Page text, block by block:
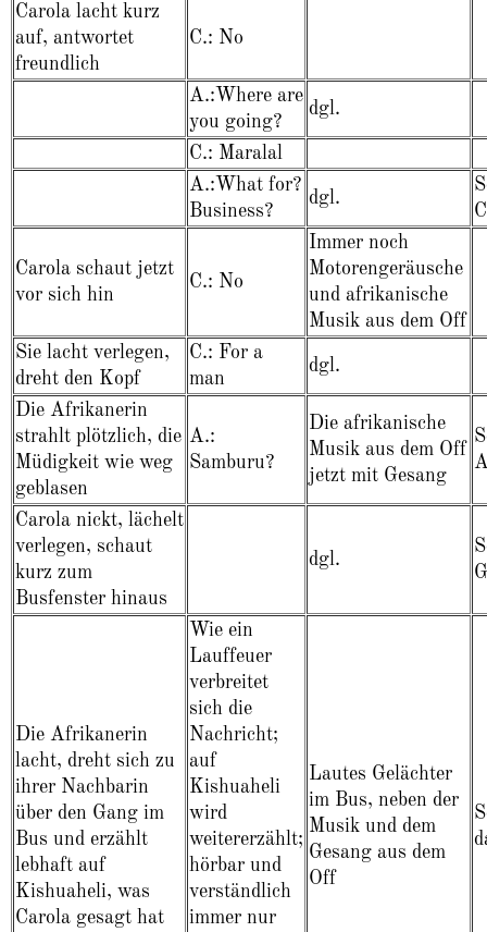
Carola lacht kurz
auf, antwortet
freundlich
C.: No
A.:Where are
you going?
dgl.
C.: Maralal
A.:What for?
Business?
dgl.
Carola schaut jetzt
vor sich hin
C.: No
Immer noch
Motorengeräusche
und afrikanische
Musik aus dem Off
Sie lacht verlegen,
dreht den Kopf
C.: For a
man
dgl.
Die Afrikanerin
strahlt plötzlich, die
Müdigkeit wie weg
geblasen
A.:
Samburu?
Die afrikanische
Musik aus dem Off
jetzt mit Gesang
Carola nickt, lächelt
verlegen, schaut
kurz zum
Busfenster hinaus
dgl.
Die Afrikanerin
lacht, dreht sich zu
ihrer Nachbarin
über den Gang im
Bus und erzählt
lebhaft auf
Kishuaheli, was
Carola gesagt hat
Wie ein
Lauffeuer
verbreitet
sich die
Nachricht;
auf
Kishuaheli
wird
weitererzählt;
hörbar und
verständlich
immer nur
Lautes Gelächter
im Bus, neben der
Musik und dem
Gesang aus dem
Off